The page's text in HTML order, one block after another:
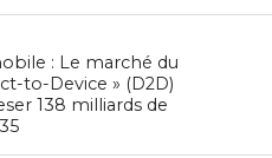
: Le marché du
to-Device » (D2D)
138 milliards de